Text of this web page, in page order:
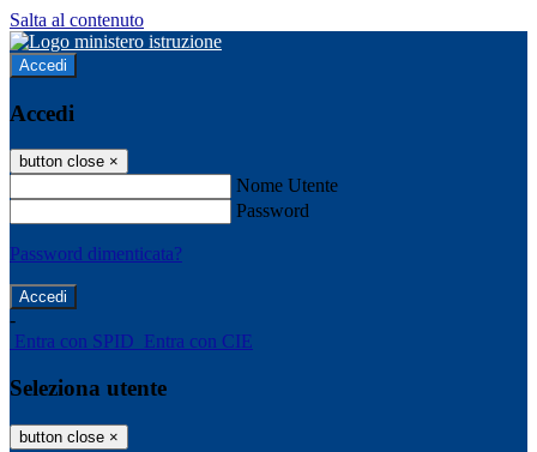
Salta al contenuto
Accedi
Accedi
button close ×
Nome Utente
Password
Password dimenticata?
-
Entra con SPID Entra con CIE
Seleziona utente
button close ×